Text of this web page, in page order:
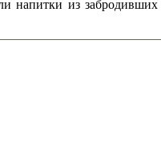
напитки из